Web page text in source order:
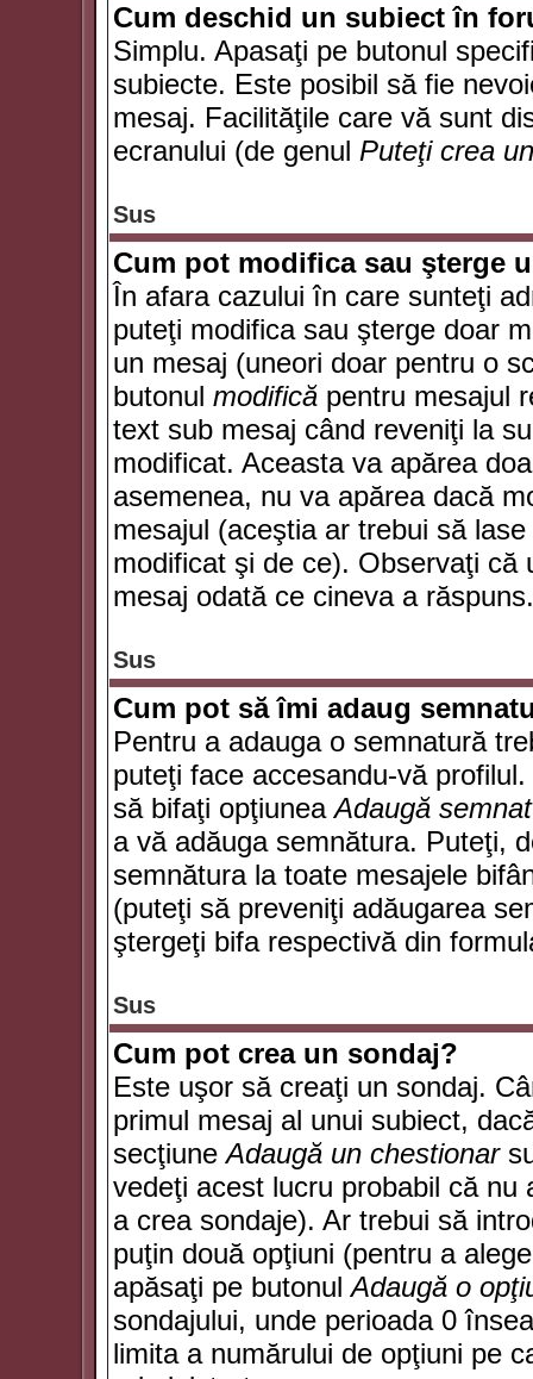
Cum deschid un subiect în
Simplu. Apasaţi pe butonul
subiecte. Este posibil să fie
mesaj. Facilităţile care vă sunt
ecranului (de genul Puteţi crea
Sus
Cum pot modifica sau şterge
În afara cazului în care sunteţi
puteţi modifica sau şterge doar
un mesaj (uneori doar pentru o
butonul modifică pentru mesajul
text sub mesaj când reveniţi la
modificat. Aceasta va apărea
asemenea, nu va apărea dacă
mesajul (aceştia ar trebui să
modificat şi de ce). Observaţi că
mesaj odată ce cineva a răspuns.
Sus
Cum pot să îmi adaug
Pentru a adauga o semnatură
puteţi face accesandu-vă
să bifaţi opţiuneaAdaugă
a vă adăuga semnătura. Puteţi,
semnătura la toate mesajele
(puteţi să preveniţi adăugarea
ştergeţi bifa respectivă din
Sus
Cum pot crea un sondaj?
Este uşor să creaţi un sondaj.
primul mesaj al unui subiect,
secţiuneAdaugă un chestionar
vedeţi acest lucru probabil că nu
a crea sondaje). Ar trebui să
puţin două opţiuni (pentru a
apăsaţi pe butonulAdaugă o
sondajului, unde perioada 0
limita a numărului de opţiuni pe